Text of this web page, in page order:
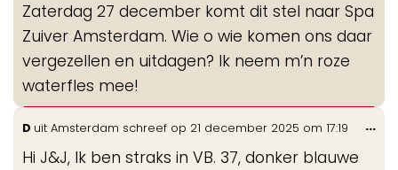
Zaterdag 27 december komt dit stel naar Spa
Zuiver Amsterdam. Wie o wie komen ons daar
vergezellen en uitdagen? Ik neem m’n roze
waterfles mee!
D uit Amsterdam schreef op 21 december 2025 om 17:19
Hi J&J, Ik ben straks in VB. 37, donker blauwe
...